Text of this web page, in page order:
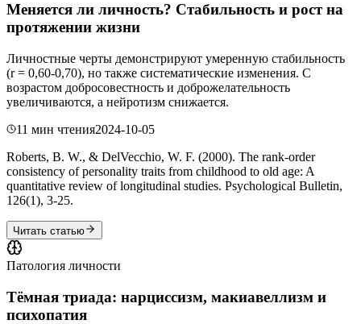
Меняется ли личность? Стабильность и рост на
протяжении жизни
Личностные черты демонстрируют умеренную стабильность
(r = 0,60-0,70), но также систематические изменения. С
возрастом добросовестность и доброжелательность
увеличиваются, а нейротизм снижается.
11 мин чтения2024-10-05
Roberts, B. W., & DelVecchio, W. F. (2000). The rank-order
consistency of personality traits from childhood to old age: A
quantitative review of longitudinal studies. Psychological Bulletin,
126(1), 3-25.
Читать статью
Патология личности
Тёмная триада: нарциссизм, макиавеллизм и
психопатия